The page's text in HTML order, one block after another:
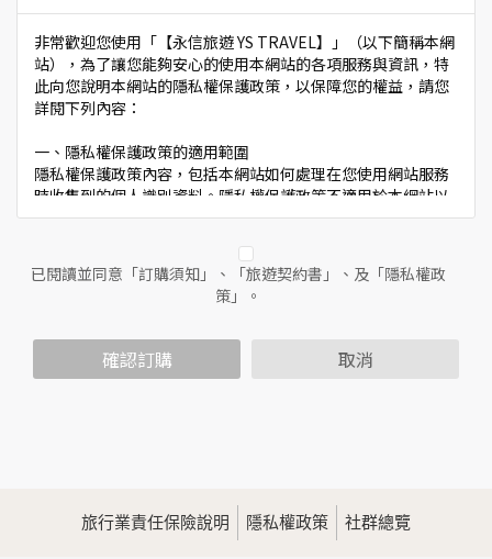
非常歡迎您使用「【永信旅遊 YS TRAVEL】」（以下簡稱本網
站），為了讓您能夠安心的使用本網站的各項服務與資訊，特
此向您說明本網站的隱私權保護政策，以保障您的權益，請您
詳閱下列內容：
一、隱私權保護政策的適用範圍
隱私權保護政策內容，包括本網站如何處理在您使用網站服務
時收集到的個人識別資料。隱私權保護政策不適用於本網站以
外的相關連結網站，也不適用於非本網站所委託或參與管理的
二、個人資料的蒐集、處理及利用方式
當您造訪本網站或使用本網站所提供之功能服務時，我們將視
範圍內處理及利用您的個人資料；非經您書面同意，本網站不
會將個人資料用於其他用途。
為提供精確的服務，我們會將收集的問卷調查內容進行統計與
分析，分析結果之統計數據或說明文字呈現，除供內部研究
已閱讀並同意「訂購須知」、「旅遊契約書」、及「隱私權政
策」。
確認訂購 取消
旅行業責任保險說明 隱私權政策 社群總覽